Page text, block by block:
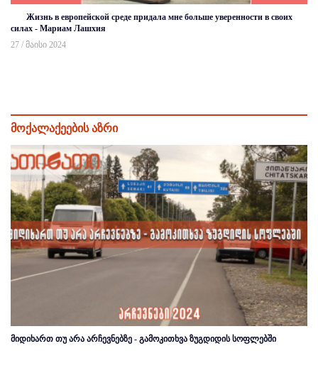
Жизнь в европейской среде придала мне больше уверенности в своих
силах - Мариам Лашхия
27 / მაისი 2024
მოქალაქეების აზრი
მიდიხართ თუ არა არჩევნებზე - გამოკითხვა ზუგდიდის სოფლებში